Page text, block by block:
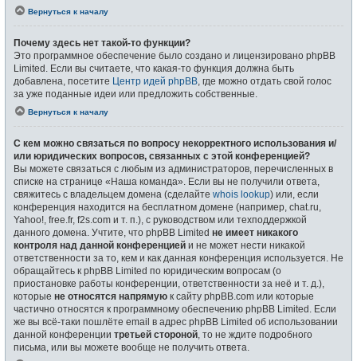
Вернуться к началу
Почему здесь нет такой-то функции?
Это программное обеспечение было создано и лицензировано phpBB
Limited. Если вы считаете, что какая-то функция должна быть
добавлена, посетите Центр идей phpBB , где можно отдать свой голос
за уже поданные идеи или предложить собственные.
Вернуться к началу
С кем можно связаться по вопросу некорректного использования и/
или юридических вопросов, связанных с этой конференцией?
Вы можете связаться с любым из администраторов, перечисленных в
списке на странице «Наша команда». Если вы не получили ответа,
свяжитесь с владельцем домена (сделайте whois lookup) или, если
конференция находится на бесплатном домене (например, chat.ru,
Yahoo!, free.fr, f2s.com и т. п.), с руководством или техподдержкой
данного домена. Учтите, что phpBB Limited не имеет никакого
контроля над данной конференцией и не может нести никакой
ответственности за то, кем и как данная конференция используется. Не
обращайтесь к phpBB Limited по юридическим вопросам (о
приостановке работы конференции, ответственности за неё и т. д.),
которые не относятся напрямую к сайту phpBB.com или которые
частично относятся к программному обеспечению phpBB Limited. Если
же вы всё-таки пошлёте email в адрес phpBB Limited об использовании
данной конференции третьей стороной , то не ждите подробного
письма, или вы можете вообще не получить ответа.